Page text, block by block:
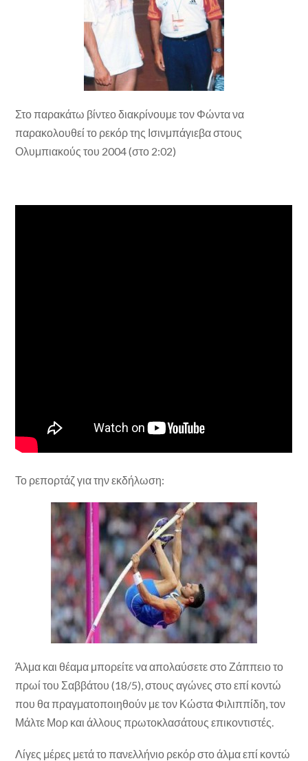
Στο παρακάτω βίντεο διακρίνουμε τον Φώντα να
παρακολουθεί το ρεκόρ της Ισινμπάγιεβα στους
Ολυμπιακούς του 2004 (στο 2:02)
Το ρεπορτάζ για την εκδήλωση:
Άλμα και θέαμα μπορείτε να απολαύσετε στο Ζάππειο το
πρωί του Σαββάτου (18/5), στους αγώνες στο επί κοντώ
που θα πραγματοποιηθούν με τον Κώστα Φιλιππίδη, τον
Μάλτε Μορ και άλλους πρωτοκλασάτους επικοντιστές.
Λίγες μέρες μετά το πανελλήνιο ρεκόρ στο άλμα επί κοντώ